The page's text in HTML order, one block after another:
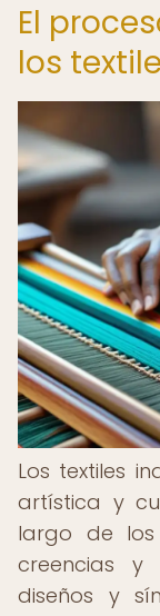
El
los
Los textiles
artística y
largo de los
creencias
diseños y